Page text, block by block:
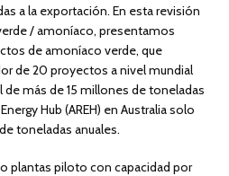
a la exportación. En esta revisión
/ amoníaco, presentamos
de amoníaco verde, que
de 20 proyectos a nivel mundial
más de 15 millones de toneladas
Hub (AREH) en Australia solo
toneladas anuales.
plantas piloto con capacidad por